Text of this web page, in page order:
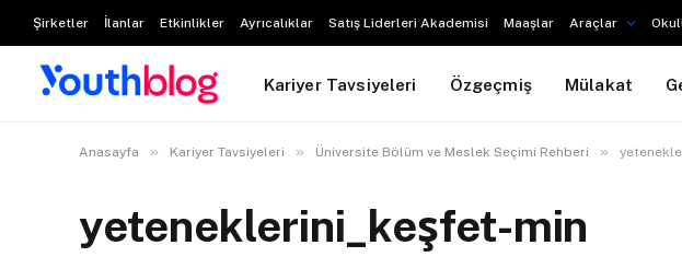
Şirketler İlanlar Etkinlikler Ayrıcalıklar Satış Liderleri Akademisi Maaşlar Araçlar
Kariyer Tavsiyeleri Özgeçmiş Mülakat
Anasayfa » Kariyer Tavsiyeleri » Üniversite Bölüm ve Meslek Seçimi Rehberi »
yeteneklerini_keşfet-min